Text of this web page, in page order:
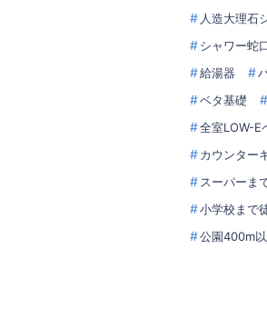
人造大理石
シャワー蛇
給湯器
ベタ基礎
全室LOW-E
カウンター
スーパーま
小学校まで
公園400m